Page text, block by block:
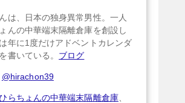
は、日本の独身異常男性。一人
んの中華端末隔離倉庫を創設し
年に1度だけアドベントカレンダ
書いている。 ブログ
@hirachon39
らちょんの中華端末隔離倉庫、